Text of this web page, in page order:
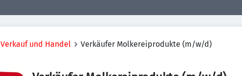
Verkauf und Handel Verkäufer Molkereiprodukte (m/w/d)